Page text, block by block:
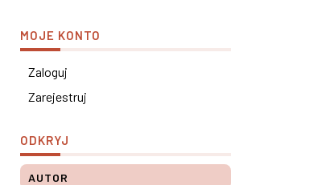
MOJE KONTO
Zaloguj
Zarejestruj
ODKRYJ
AUTOR